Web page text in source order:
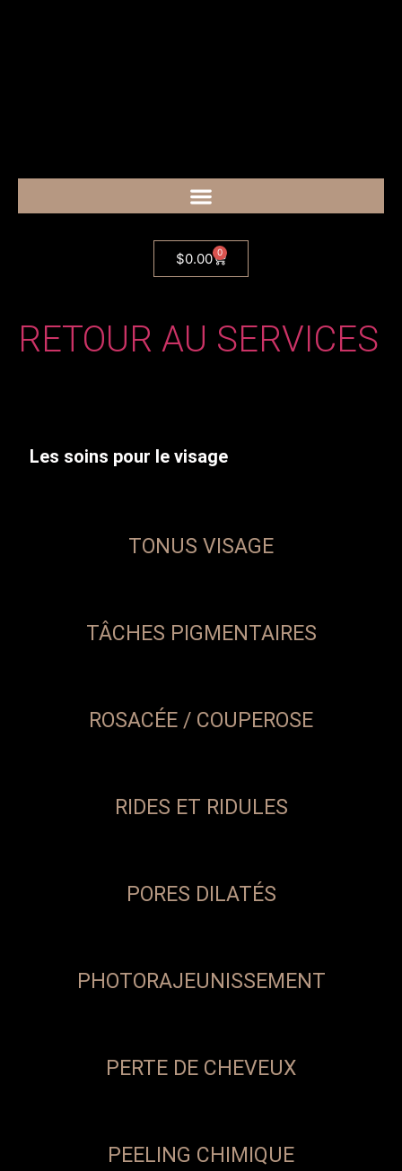
$0.00 0
RETOUR AU SERVICES
Les soins pour le visage
TONUS VISAGE
TÂCHES PIGMENTAIRES
ROSACÉE / COUPEROSE
RIDES ET RIDULES
PORES DILATÉS
PHOTORAJEUNISSEMENT
PERTE DE CHEVEUX
PEELING CHIMIQUE